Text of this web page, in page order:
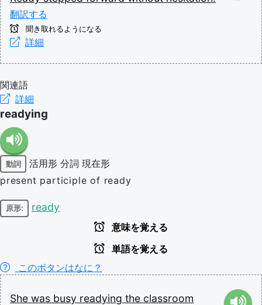
翻訳する
聞き取れるようになる
詳細
関連語
詳細
readying
動詞 活用形 分詞 現在形
present participle of ready
原形: ready
意味を覚える
単語を覚える
このボタンはなに？
She was busy readying the classroom